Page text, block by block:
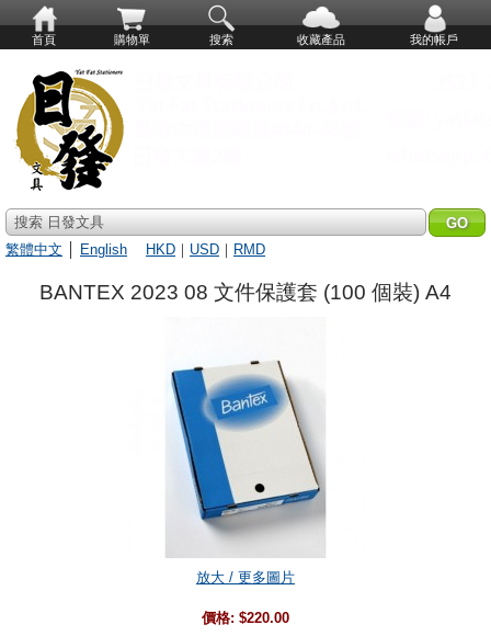
首頁 購物單 搜索 收藏產品 我的帳戶
搜索 日發文具
繁體中文
English HKD ｜ USD ｜ RMD
BANTEX 2023 08 文件保護套 (100 個裝) A4
放大 / 更多圖片
價格: $220.00